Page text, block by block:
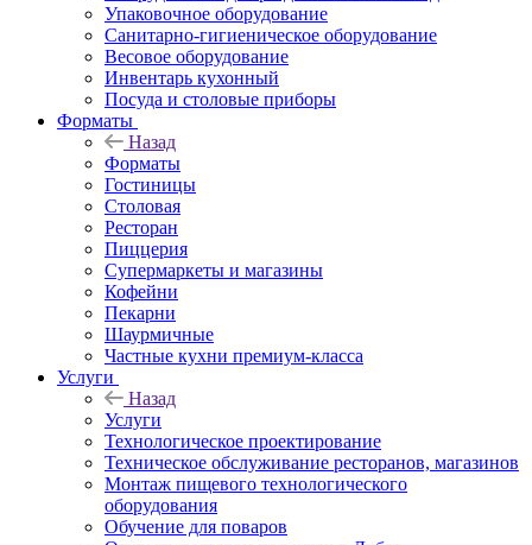
Упаковочное оборудование
Санитарно-гигиеническое оборудование
Весовое оборудование
Инвентарь кухонный
Посуда и столовые приборы
Форматы
Назад
Форматы
Гостиницы
Столовая
Ресторан
Пиццерия
Супермаркеты и магазины
Кофейни
Пекарни
Шаурмичные
Частные кухни премиум-класса
Услуги
Назад
Услуги
Технологическое проектирование
Техническое обслуживание ресторанов, магазинов
Монтаж пищевого технологического
оборудования
Обучение для поваров